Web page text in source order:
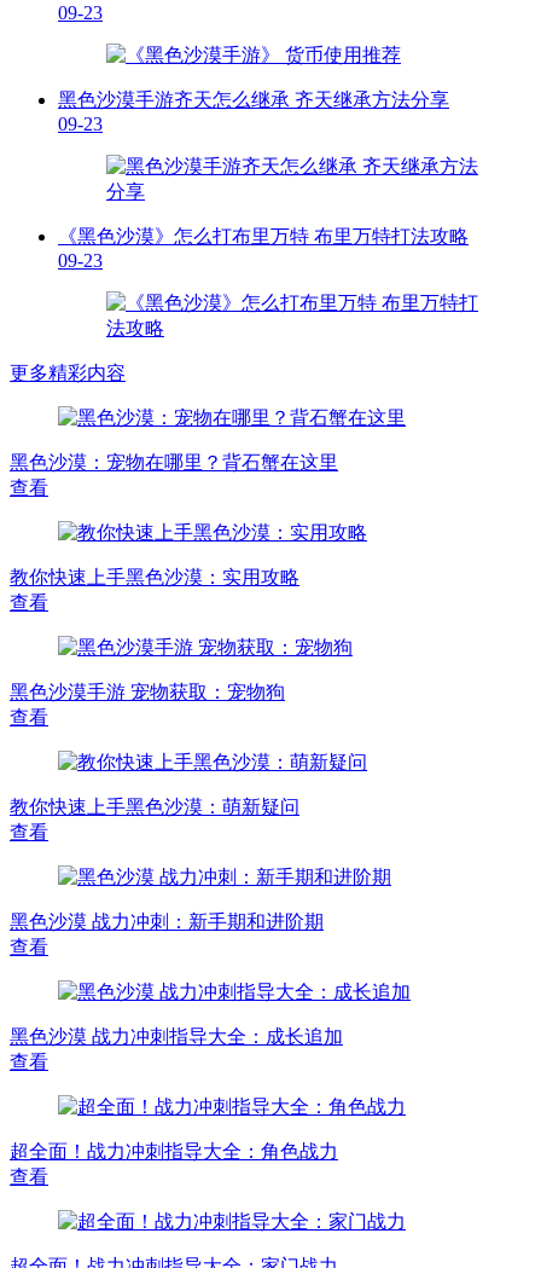
09-23
黑色沙漠手游齐天怎么继承 齐天继承方法分享
09-23
《黑色沙漠》怎么打布里万特 布里万特打法攻略
09-23
更多精彩内容
黑色沙漠：宠物在哪里？背石蟹在这里
查看
教你快速上手黑色沙漠：实用攻略
查看
黑色沙漠手游 宠物获取：宠物狗
查看
教你快速上手黑色沙漠：萌新疑问
查看
黑色沙漠 战力冲刺：新手期和进阶期
查看
黑色沙漠 战力冲刺指导大全：成长追加
查看
超全面！战力冲刺指导大全：角色战力
查看